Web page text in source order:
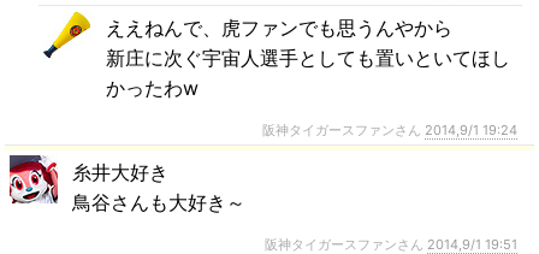
ええねんで、虎ファンでも思うんやから
新庄に次ぐ宇宙人選手としても置いといてほし
かったわw
阪神タイガースファンさん 2014,9/1 19:24
糸井大好き
鳥谷さんも大好き～
阪神タイガースファンさん 2014,9/1 19:51